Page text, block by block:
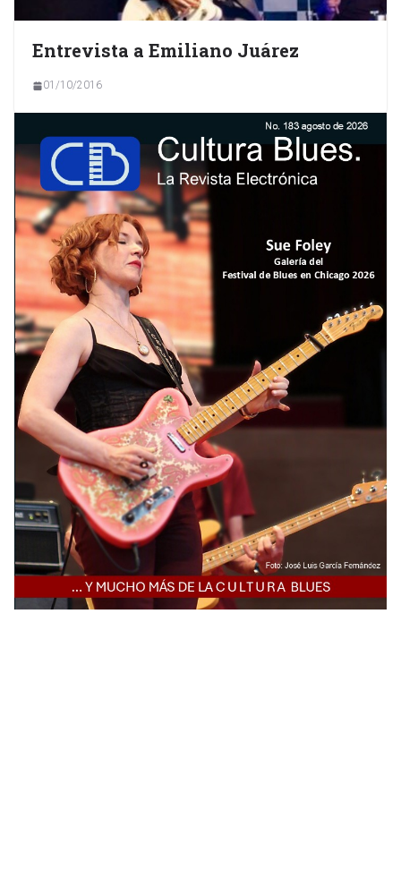
Entrevista a Emiliano Juárez
01/10/2016